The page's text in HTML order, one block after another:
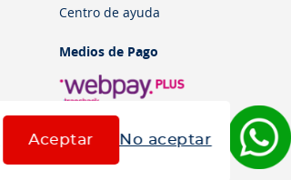
Aceptar No aceptar
Centro de ayuda
Medios de Pago